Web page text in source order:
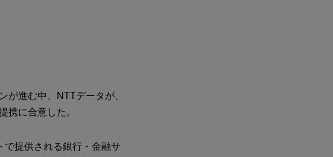
が進む中、NTTデータが、
携に合意した。
で提供される銀行・金融サ